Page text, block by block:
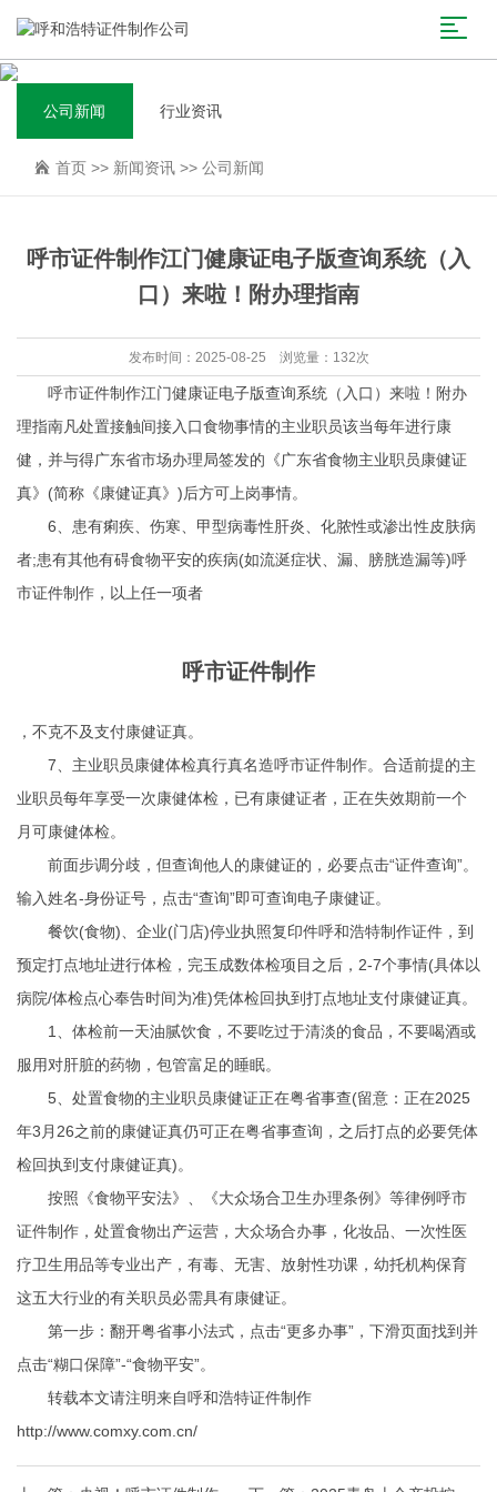
公司新闻 行业资讯
首页 >> 新闻资讯 >> 公司新闻
呼市证件制作江门健康证电子版查询系统（入
口）来啦！附办理指南
发布时间：2025-08-25 浏览量：132次
呼市证件制作江门健康证电子版查询系统（入口）来啦！附办
理指南凡处置接触间接入口食物事情的主业职员该当每年进行康
健，并与得广东省市场办理局签发的《广东省食物主业职员康健证
真》(简称《康健证真》)后方可上岗事情。
6、患有痢疾、伤寒、甲型病毒性肝炎、化脓性或渗出性皮肤病
者;患有其他有碍食物平安的疾病(如流涎症状、漏、膀胱造漏等)呼
市证件制作，以上任一项者
呼市证件制作
，不克不及支付康健证真。
7、主业职员康健体检真行真名造呼市证件制作。合适前提的主
业职员每年享受一次康健体检，已有康健证者，正在失效期前一个
月可康健体检。
前面步调分歧，但查询他人的康健证的，必要点击“证件查询”。
输入姓名-身份证号，点击“查询”即可查询电子康健证。
餐饮(食物)、企业(门店)停业执照复印件呼和浩特制作证件，到
预定打点地址进行体检，完玉成数体检项目之后，2-7个事情(具体以
病院/体检点心奉告时间为准)凭体检回执到打点地址支付康健证真。
1、体检前一天油腻饮食，不要吃过于清淡的食品，不要喝酒或
服用对肝脏的药物，包管富足的睡眠。
5、处置食物的主业职员康健证正在粤省事查(留意：正在2025
年3月26之前的康健证真仍可正在粤省事查询，之后打点的必要凭体
检回执到支付康健证真)。
按照《食物平安法》、《大众场合卫生办理条例》等律例呼市
证件制作，处置食物出产运营，大众场合办事，化妆品、一次性医
疗卫生用品等专业出产，有毒、无害、放射性功课，幼托机构保育
这五大行业的有关职员必需具有康健证。
第一步：翻开粤省事小法式，点击“更多办事”，下滑页面找到并
点击“糊口保障”-“食物平安”。
转载本文请注明来自呼和浩特证件制作
http://www.comxy.com.cn/